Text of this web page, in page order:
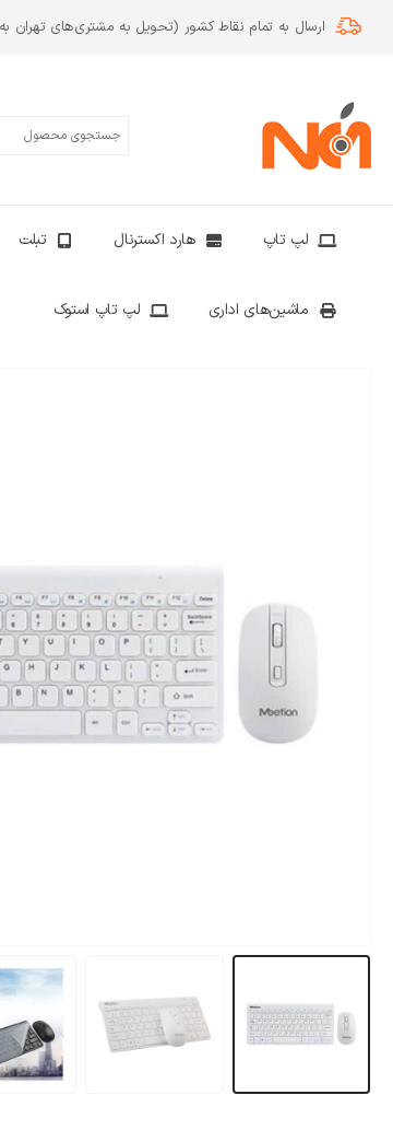
ارسال به تمام نقاط کشور (تحویل به مشتری‌های
لپ تاپ هارد اکسترنال تبلت
ماشین‌های اداری لپ تاپ استوک